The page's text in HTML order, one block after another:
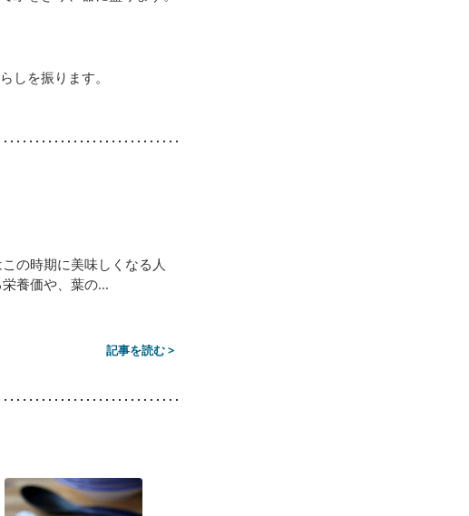
しを振ります。
の時期に美味しくなる人
養価や、葉の...
記事を読む >